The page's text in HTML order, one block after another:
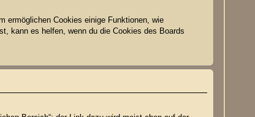
ermöglichen Cookies einige Funktionen, wie
kann es helfen, wenn du die Cookies des Boards